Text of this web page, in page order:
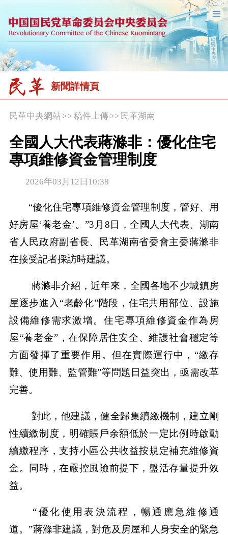
新聞詳情頁
民革中央網站>> 稿件上傳>> 民革湖南
全國人大代表蔣滌非：優化住宅
專項維修資金管理制度
2026年03月12日10:38
“優化住宅專項維修資金管理制度，管好、用
好房屋‘養老金’。”3月8日，全國人大代表、湖南
省人民政府副省長、民革湖南省委會主委蔣滌非
在接受記者採訪時建議。
蔣滌非介紹，近年來，全國各地不少城鎮房
屋逐步進入“老齡化”階段，住宅共用部位、設施
設備維修需求激增。住宅專項維修資金作為房
屋“養老金”，在保障居住安全、維護社會穩定等
方面發揮了重要作用。但在實際運行中，“繳存
難、使用難、監管難”等問題日益突出，亟需改革
完善。
對此，他建議，健全歸集續繳機制，建立剛
性續繳制度，明確賬戶余額低於一定比例時啟動
續繳程序，支持小區公共收益按規定補充維修資
金。同時，在嚴控風險前提下，盤活存量提升效
益。
“優化使用表決流程，暢通應急維修通
道。”蔣滌非建議，對危及房屋和人身安全的緊急